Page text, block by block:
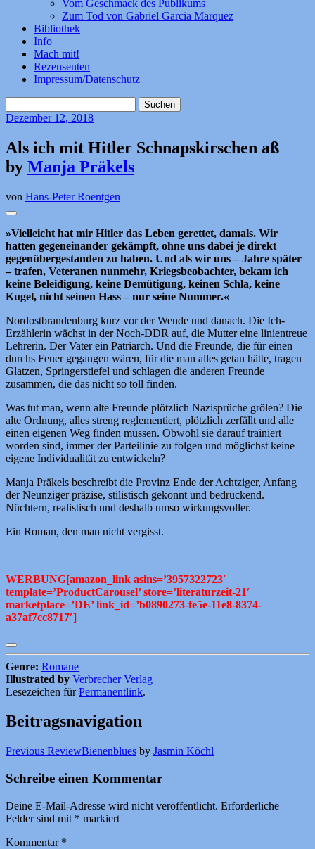
Vom Geschmack des Publikums
Zum Tod von Gabriel Garcia Marquez
Bibliothek
Info
Mach mit!
Rezensenten
Impressum/Datenschutz
nach:
Dezember12, 2018
Als ich mit Hitler Schnapskirschen aß
by Manja Präkels
von Hans-Peter Roentgen
»Vielleicht hat mir Hitler das Leben gerettet, damals. Wir
hatten gegeneinander gekämpft, ohne uns dabei je direkt
gegenübergestanden zu haben. Und als wir uns – Jahre später
– trafen, Veteranen nunmehr, Kriegsbeobachter, bekam ich
keine Beleidigung, keine Demütigung, keinen Schla, keine
Kugel, nicht seinen Hass – nur seine Nummer.«
Nordostbrandenburg kurz vor der Wende und danach. Die Ich-
Erzählerin wächst in der Noch-DDR auf, die Mutter eine linientreue
Lehrerin. Der Vater ein Patriarch. Und die Freunde, die für einen
durchs Feuer gegangen wären, für die man alles getan hätte, tragen
Glatzen, Springerstiefel und schlagen die anderen Freunde
zusammen, die das nicht so toll finden.
Was tut man, wenn alte Freunde plötzlich Nazisprüche grölen? Die
alte Ordnung, alles streng reglementiert, plötzlich zerfällt und alle
einen eigenen Weg finden müssen. Obwohl sie darauf trainiert
worden sind, immer der Parteilinie zu folgen und möglichst keine
eigene Individualität zu entwickeln?
Manja Präkels beschreibt die Provinz Ende der Achtziger, Anfang
der Neunziger präzise, stilistisch gekonnt und bedrückend.
Nüchtern, realistisch und deshalb umso wirkungsvoller.
Ein Roman, den man nicht vergisst.
WERBUNG[amazon_link asins=’3957322723′
template=’ProductCarousel’ store=’literaturzeit-21′
marketplace=’DE’ link_id=’b0890273-fe5e-11e8-8374-
a37af7cc8717′]
Genre: Romane
Illustrated by Verbrecher Verlag
Lesezeichen fürPermanentlink.
Beitragsnavigation
Previous ReviewBienenblues by Jasmin Köchl
Schreibe einen Kommentar
Deine E-Mail-Adresse wird nicht veröffentlicht. Erforderliche
Felder sind mit * markiert
Kommentar *